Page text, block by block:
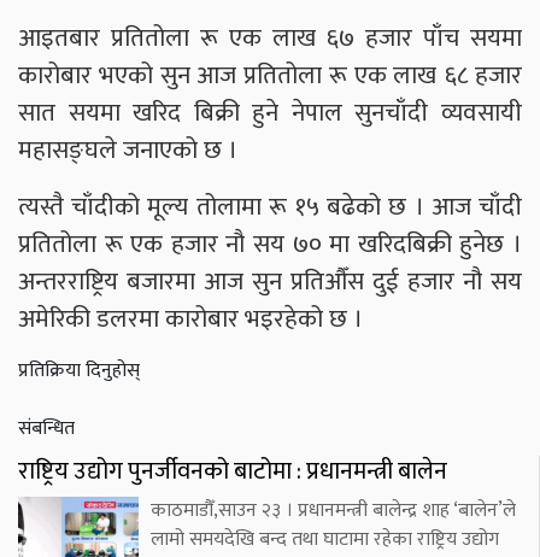
आइतबार प्रतितोला रू एक लाख ६७ हजार पाँच सयमा
कारोबार भएको सुन आज प्रतितोला रू एक लाख ६८ हजार
सात सयमा खरिद बिक्री हुने नेपाल सुनचाँदी व्यवसायी
महासङ्घले जनाएको छ ।
त्यस्तै चाँदीको मूल्य तोलामा रू १५ बढेको छ । आज चाँदी
प्रतितोला रू एक हजार नौ सय ७० मा खरिदबिक्री हुनेछ ।
अन्तरराष्ट्रिय बजारमा आज सुन प्रतिऔँस दुई हजार नौ सय
अमेरिकी डलरमा कारोबार भइरहेको छ ।
प्रतिक्रिया दिनुहोस्
संबन्धित
राष्ट्रिय उद्योग पुनर्जीवनको बाटोमा : प्रधानमन्त्री बालेन
काठमाडौँ,साउन २३ । प्रधानमन्त्री बालेन्द्र शाह ‘बालेन’ले
लामो समयदेखि बन्द तथा घाटामा रहेका राष्ट्रिय उद्योग